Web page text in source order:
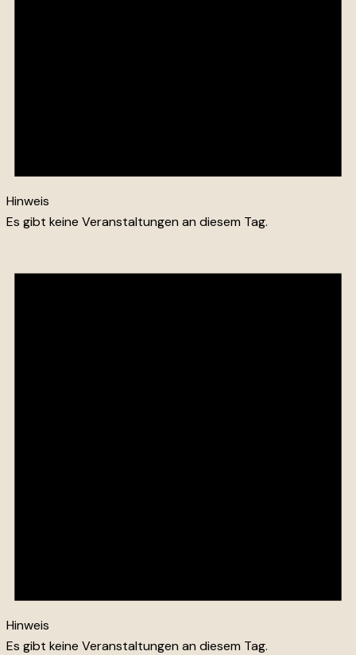
Hinweis
Es gibt keine Veranstaltungen an diesem Tag.
Hinweis
Es gibt keine Veranstaltungen an diesem Tag.